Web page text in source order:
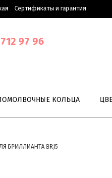
Сертификаты и гарантия
97 96
КОЛЬЦА
БРИЛЛИАНТА BRJ5